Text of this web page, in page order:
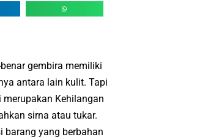
gembira memiliki
antara lain kulit. Tapi
Kehilangan
sirna atau tukar.
barang yang berbahan